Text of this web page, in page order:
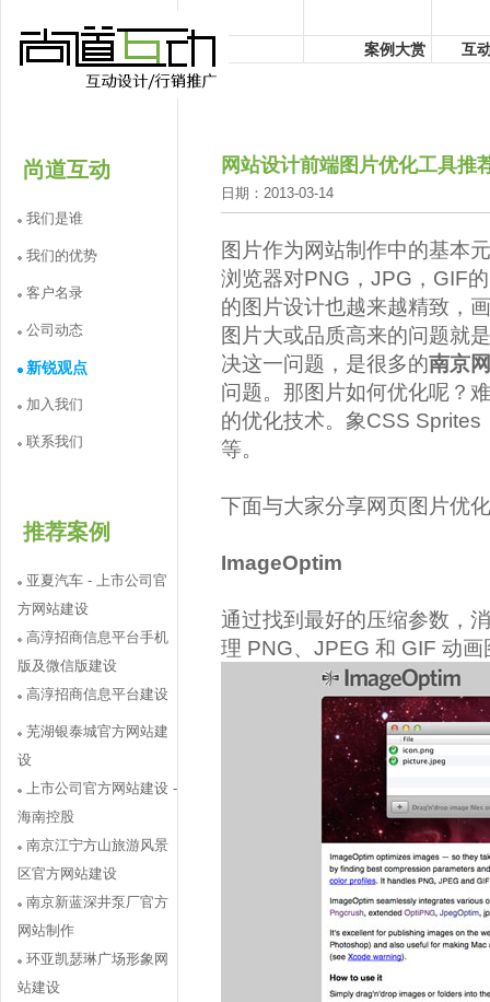
尚道互动
我们是谁
我们的优势
客户名录
公司动态
新锐观点
加入我们
联系我们
推荐案例
亚夏汽车 - 上市公司官
方网站建设
高淳招商信息平台手机
版及微信版建设
高淳招商信息平台建设
芜湖银泰城官方网站建
设
上市公司官方网站建设 -
海南控股
南京江宁方山旅游风景
区官方网站建设
南京新蓝深井泵厂官方
网站制作
环亚凯瑟琳广场形象网
站建设
案例大赏 互
网站设计前端图片优化工具推
日期：2013-03-14
图片作为网站制作中的基本
浏览器对PNG，JPG，GIF
的图片设计也越来越精致，
图片大或品质高来的问题就
决这一问题，是很多的南京
问题。那图片如何优化呢？
的优化技术。象CSS
等。
下面与大家分享网页图片优
ImageOptim
通过找到最好的压缩参数，
理 PNG、JPEG 和 GIF 动画